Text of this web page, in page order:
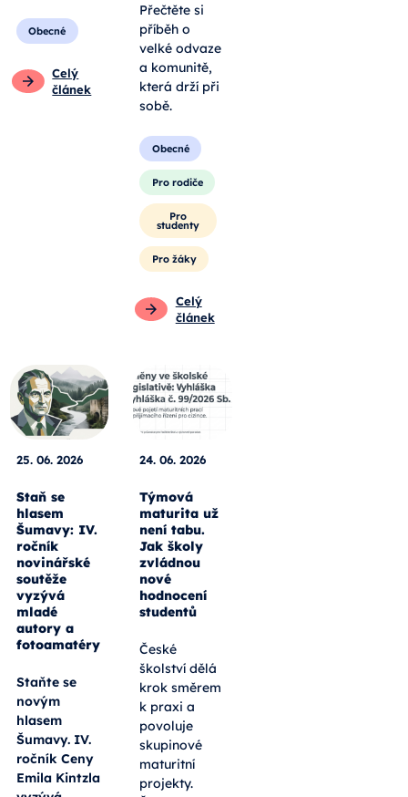
Obecné
Celý
článek
Přečtěte si
příběh o
velké odvaze
a komunitě,
která drží při
sobě.
Obecné
Pro rodiče
Pro
studenty
Pro žáky
Celý
článek
25. 06. 2026
Staň se
hlasem
Šumavy: IV.
ročník
novinářské
soutěže
vyzývá
mladé
autory a
fotoamatéry
Staňte se
novým
hlasem
Šumavy. IV.
ročník Ceny
Emila Kintzla
24. 06. 2026
Týmová
maturita už
není tabu.
Jak školy
zvládnou
nové
hodnocení
studentů
České
školství dělá
krok směrem
k praxi a
povoluje
skupinové
maturitní
projekty.